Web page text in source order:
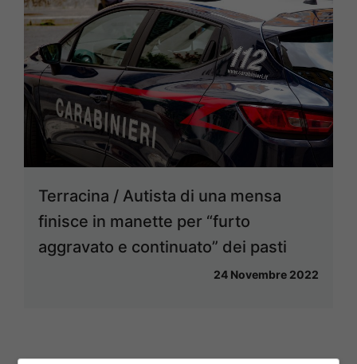
Terracina / Autista di una mensa
finisce in manette per “furto
aggravato e continuato” dei pasti
24 Novembre 2022